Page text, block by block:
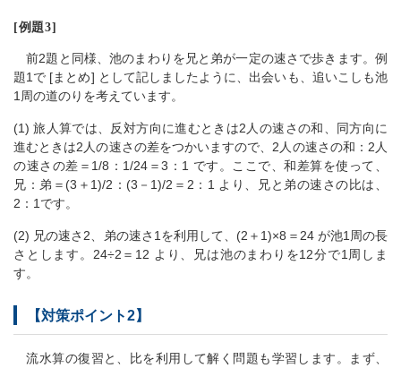
[例題3]
前2題と同様、池のまわりを兄と弟が一定の速さで歩きます。例
題1で [まとめ] として記しましたように、出会いも、追いこしも池
1周の道のりを考えています。
(1) 旅人算では、反対方向に進むときは2人の速さの和、同方向に
進むときは2人の速さの差をつかいますので、2人の速さの和：2人
の速さの差＝1/8：1/24＝3：1 です。ここで、和差算を使って、
兄：弟＝(3＋1)/2：(3－1)/2＝2：1 より、兄と弟の速さの比は、
2：1です。
(2) 兄の速さ2、弟の速さ1を利用して、(2＋1)×8＝24 が池1周の長
さとします。24÷2＝12 より、兄は池のまわりを12分で1周しま
す。
【対策ポイント2】
流水算の復習と、比を利用して解く問題も学習します。まず、